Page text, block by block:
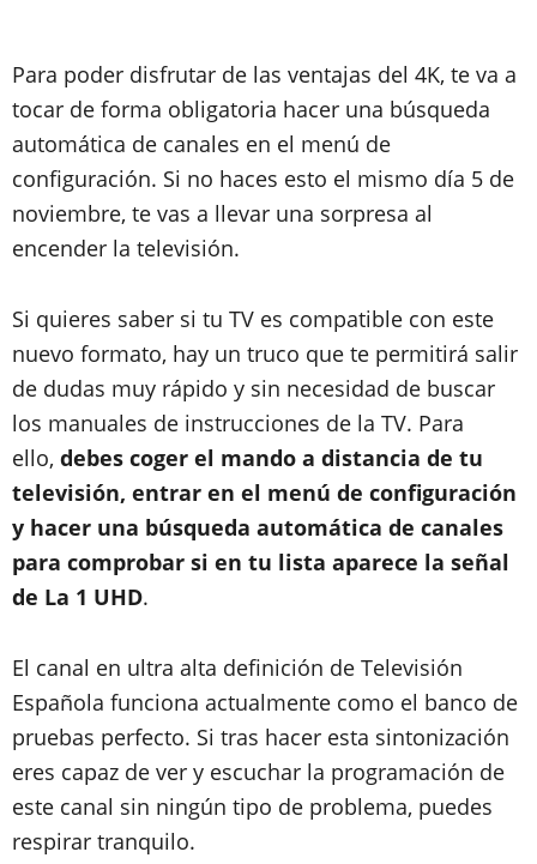
Para poder disfrutar de las ventajas del 4K, te va a
tocar de forma obligatoria hacer una búsqueda
automática de canales en el menú de
configuración. Si no haces esto el mismo día 5 de
noviembre, te vas a llevar una sorpresa al
encender la televisión.
Si quieres saber si tu TV es compatible con este
nuevo formato, hay un truco que te permitirá salir
de dudas muy rápido y sin necesidad de buscar
los manuales de instrucciones de la TV. Para
ello, debes coger el mando a distancia de tu
televisión, entrar en el menú de configuración
y hacer una búsqueda automática de canales
para comprobar si en tu lista aparece la señal
de La 1 UHD.
El canal en ultra alta definición de Televisión
Española funciona actualmente como el banco de
pruebas perfecto. Si tras hacer esta sintonización
eres capaz de ver y escuchar la programación de
este canal sin ningún tipo de problema, puedes
respirar tranquilo.